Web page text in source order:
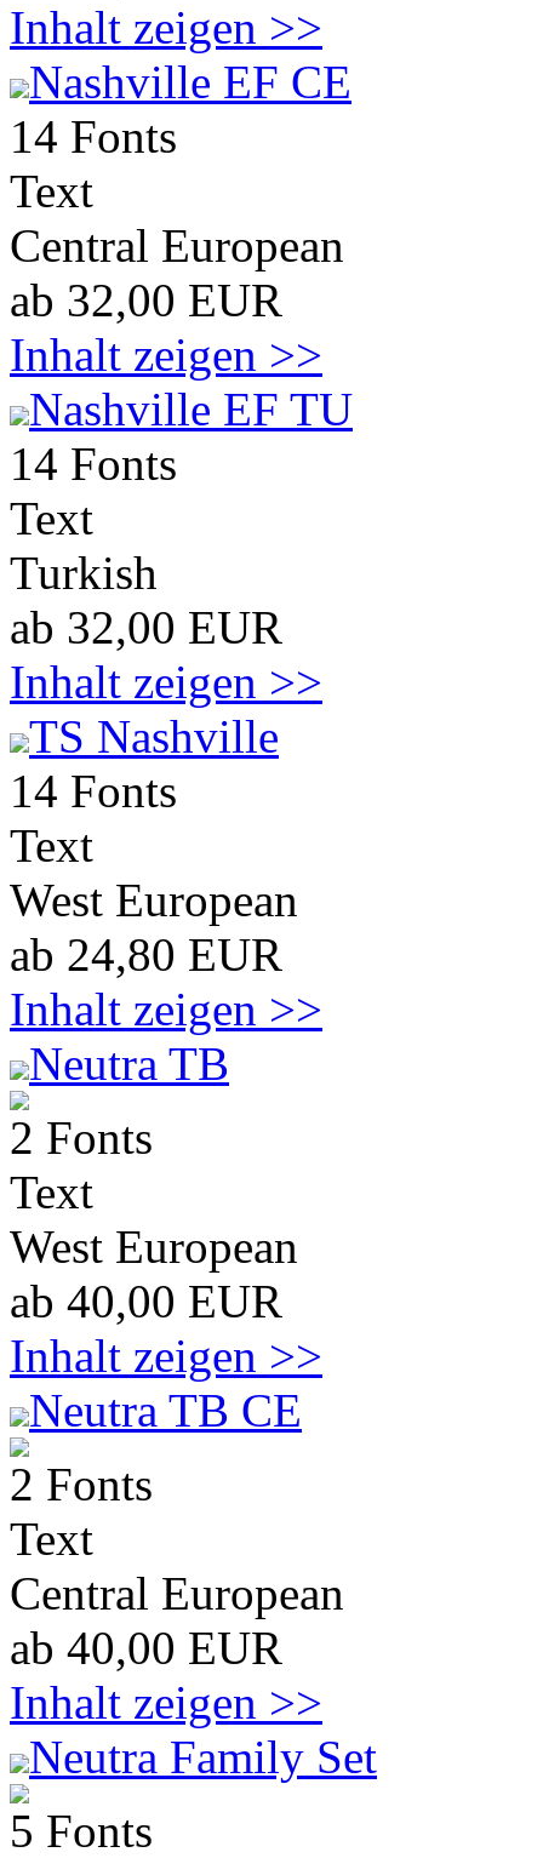
Inhalt zeigen >>
Nashville EF CE
14 Fonts
Text
Central European
ab 32,00 EUR
Inhalt zeigen >>
Nashville EF TU
14 Fonts
Text
Turkish
ab 32,00 EUR
Inhalt zeigen >>
TS Nashville
14 Fonts
Text
West European
ab 24,80 EUR
Inhalt zeigen >>
Neutra TB
2 Fonts
Text
West European
ab 40,00 EUR
Inhalt zeigen >>
Neutra TB CE
2 Fonts
Text
Central European
ab 40,00 EUR
Inhalt zeigen >>
Neutra Family Set
5 Fonts